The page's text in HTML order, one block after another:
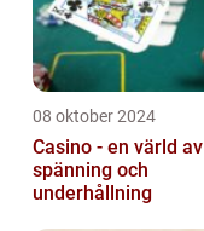
08 oktober 2024
Casino - en värld av
spänning och
underhållning